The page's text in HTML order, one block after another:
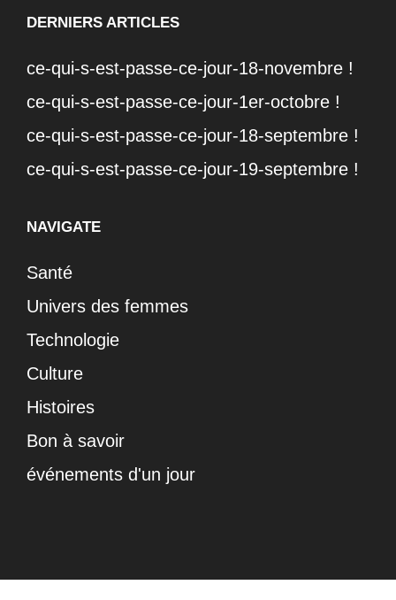
DERNIERS ARTICLES
ce-qui-s-est-passe-ce-jour-18-novembre !
ce-qui-s-est-passe-ce-jour-1er-octobre !
ce-qui-s-est-passe-ce-jour-18-septembre !
ce-qui-s-est-passe-ce-jour-19-septembre !
NAVIGATE
Santé
Univers des femmes
Technologie
Culture
Histoires
Bon à savoir
événements d'un jour